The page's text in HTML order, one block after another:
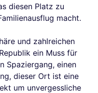
diesen Platz zu
macht.
und zahlreichen
ein Muss für
Spaziergang, einen
dieser Ort ist eine
um unvergessliche